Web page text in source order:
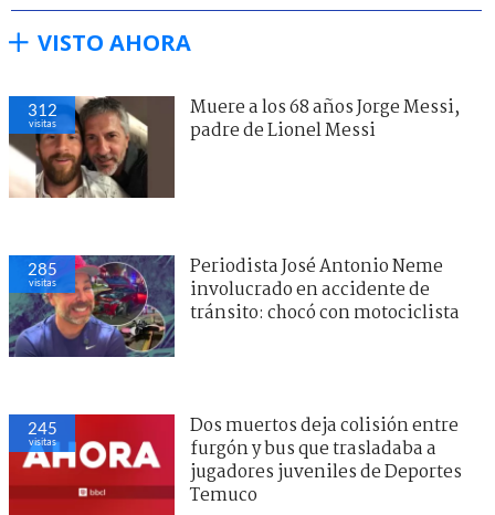
VISTO AHORA
312
visitas
Muere a los 68 años Jorge Messi,
padre de Lionel Messi
285
visitas
Periodista José Antonio Neme
involucrado en accidente de
tránsito: chocó con motociclista
245
visitas
Dos muertos deja colisión entre
furgón y bus que trasladaba a
jugadores juveniles de Deportes
Temuco